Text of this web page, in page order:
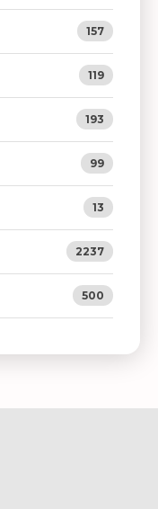
157
119
193
99
13
2237
500